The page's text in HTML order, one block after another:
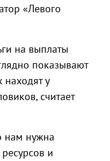
«Левого
на выплаты
показывают
у
считает
нам нужна
и